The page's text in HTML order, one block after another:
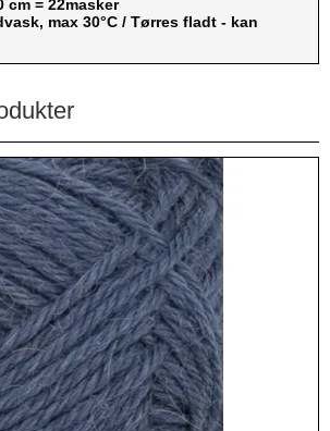
cm = 22masker
max 30°C / Tørres fladt - kan